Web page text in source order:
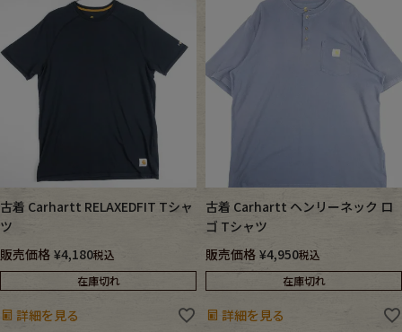
古着 Carhartt RELAXEDFIT Tシャ
ツ
販売価格 ¥4,180税込
在庫切れ
詳細を見る
古着 Carhartt ヘンリーネック ロ
ゴ Tシャツ
販売価格 ¥4,950税込
在庫切れ
詳細を見る